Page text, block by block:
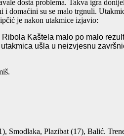
dosta problema. Takva igra
su se malo trgnuli.
je nakon utakmice izjavio:
Kaštela malo po malo
ušla u neizvjesnu
Smodlaka, Plazibat (17), Balić.